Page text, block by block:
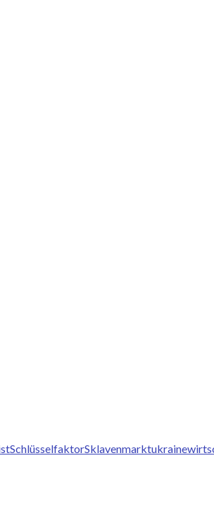
SchlüsselfaktorSklavenmarktukraine